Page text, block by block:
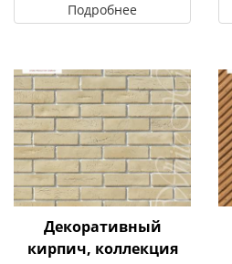
Подробнее
Декоративный
кирпич, коллекция